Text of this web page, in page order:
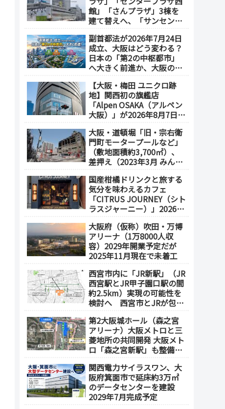
館」「さんプラザ」3棟を
建て替えへ、「サンセンタ
会」が2026年7月発足
副首都法が2026年7月24日
成立、大阪はどう変わる？
日本の「第2の中枢都市」
へ大きく前進か、大阪の5
【大阪・梅田 ユニクロ跡
地】関西初の旗艦店
「Alpen OSAKA（アルペン
大阪）」が2026年8月7日オ
の体験型スポーツ専門店が
誕生
大阪・道頓堀「旧・宗右衛
門町モータープールなど」
（敷地面積約3,700㎡）、
差押え（2023年3月 みんな
得）
国産柑橘ドリンクと旅する
気分を味わえるカフェ
「CITRUS JOURNEY（シト
ラスジャーニー）」2026年
メトロ「本町駅」徒歩1
分）
大阪府（仮称）吹田・万博
アリーナ（1万8000人収
容）2029年開業予定だが
2025年11月現在で未着工
西宮市内に「JR新駅」（JR
西宮駅とJR甲子園口駅の間
約2.5km）実現の可能性を
検討へ 西宮市とJRが包括
町外工場等跡地）
第2大阪城ホール（森之宮
アリーナ）大阪メトロと三
菱地所の共同開発 大阪メト
ロ「森之宮新駅」も整備へ
度以降の開業（大阪城東部
地区1.5期開発）
関西電力サイラスワン、大
阪府箕面市で延床約3万㎡
のデータセンターを建設
2029年7月完成予定